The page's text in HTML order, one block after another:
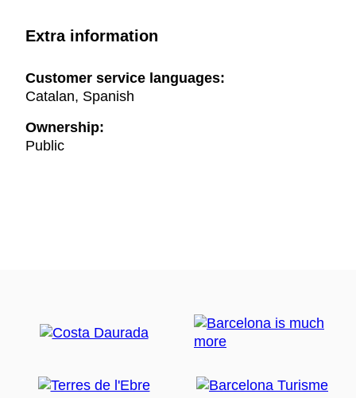
Extra information
Customer service languages:
Catalan, Spanish
Ownership:
Public